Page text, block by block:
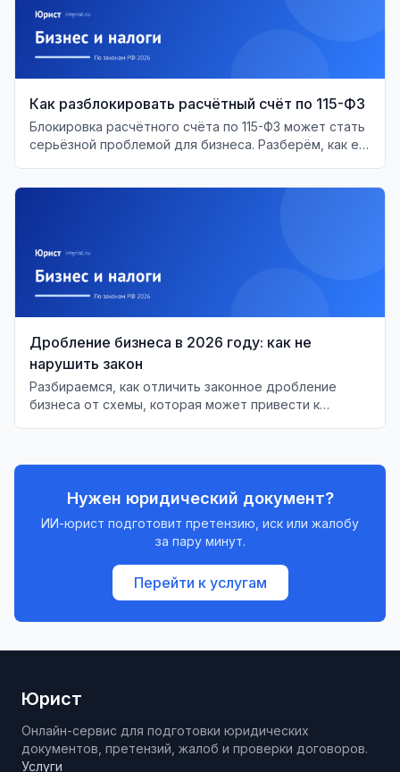
Как разблокировать расчётный счёт по 115-ФЗ
Блокировка расчётного счёта по 115-ФЗ может стать
серьёзной проблемой для бизнеса. Разберём, как её
Дробление бизнеса в 2026 году: как не
нарушить закон
Разбираемся, как отличить законное дробление
бизнеса от схемы, которая может привести к
Нужен юридический документ?
ИИ-юрист подготовит претензию, иск или жалобу
за пару минут.
Перейти к услугам
Юрист
Онлайн-сервис для подготовки юридических
документов, претензий, жалоб и проверки договоров.
Услуги